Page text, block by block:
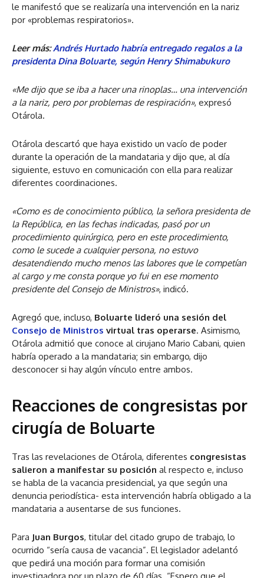
le manifestó que se realizaría una intervención en la nariz
por «problemas respiratorios».
Leer más:Andrés Hurtado habría entregado regalos a la
presidenta Dina Boluarte, según Henry Shimabukuro
«Me dijo que se iba a hacer una rinoplas… una intervención
a la nariz, pero por problemas de respiración», expresó
Otárola.
Otárola descartó que haya existido un vacío de poder
durante la operación de la mandataria y dijo que, al día
siguiente, estuvo en comunicación con ella para realizar
diferentes coordinaciones.
«Como es de conocimiento público, la señora presidenta de
la República, en las fechas indicadas, pasó por un
procedimiento quirúrgico, pero en este procedimiento,
como le sucede a cualquier persona, no estuvo
desatendiendo mucho menos las labores que le competían
al cargo y me consta porque yo fui en ese momento
presidente del Consejo de Ministros», indicó.
Agregó que, incluso, Boluarte lideró una sesión del
Consejo de Ministros virtual tras operarse. Asimismo,
Otárola admitió que conoce al cirujano Mario Cabani, quien
habría operado a la mandataria; sin embargo, dijo
desconocer si hay algún vínculo entre ambos.
Reacciones de congresistas por
cirugía de Boluarte
Tras las revelaciones de Otárola, diferentes congresistas
salieron a manifestar su posición al respecto e, incluso
se habla de la vacancia presidencial, ya que según una
denuncia periodística- esta intervención habría obligado a la
mandataria a ausentarse de sus funciones.
Para Juan Burgos, titular del citado grupo de trabajo, lo
ocurrido “sería causa de vacancia”. El legislador adelantó
que pedirá una moción para formar una comisión
investigadora por un plazo de 60 días. “Espero que el